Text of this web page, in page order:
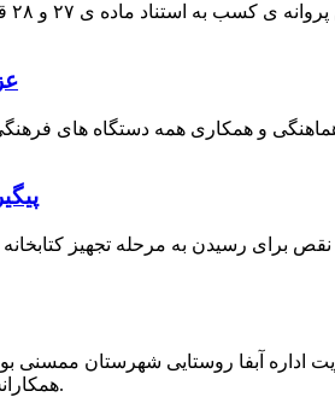
کرد، تغییر مدیریت اداره آبفا روستایی
همکارانش خداحافظی کرد.مراسم تودیع و معارفه وی امروز برگزار گردید.